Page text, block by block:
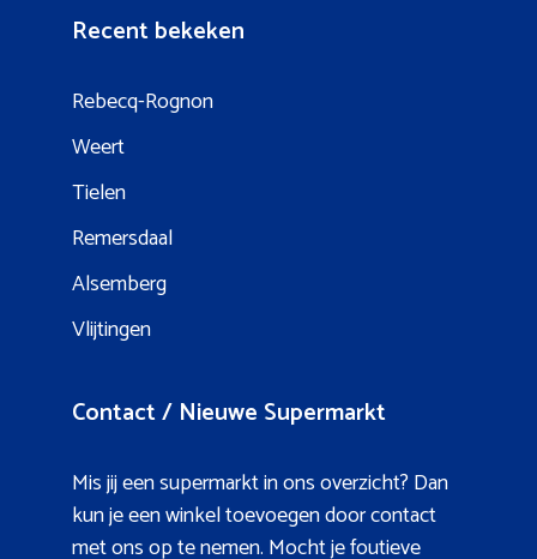
Recent bekeken
Rebecq-Rognon
Weert
Tielen
Remersdaal
Alsemberg
Vlijtingen
Contact / Nieuwe Supermarkt
Mis jij een supermarkt in ons overzicht? Dan
kun je een winkel toevoegen door contact
met ons op te nemen. Mocht je foutieve